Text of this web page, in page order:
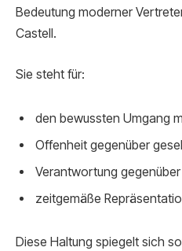
Bedeutung moderner
Castell.
Sie steht für:
den bewussten Umgang
Offenheit gegenüber
Verantwortung
zeitgemäße
Diese Haltung spiegelt sich